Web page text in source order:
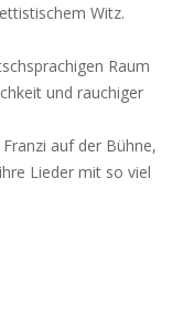
Witz.
Raum
und rauchiger
auf der Bühne,
Lieder mit so viel